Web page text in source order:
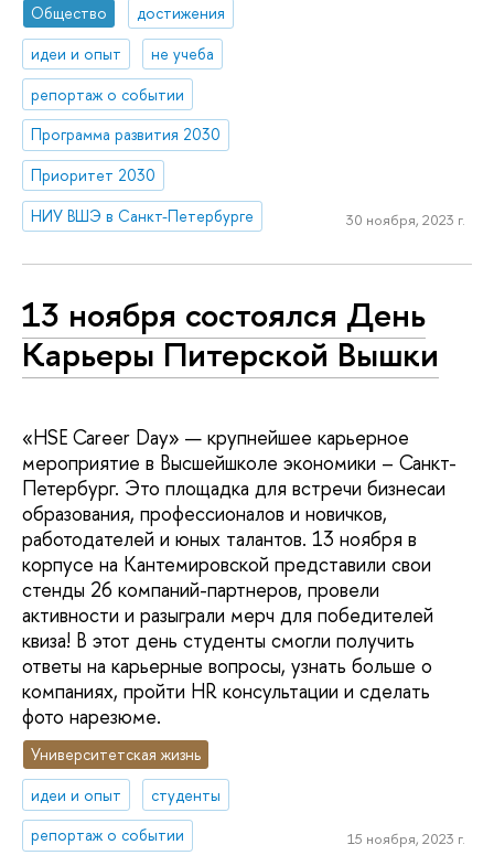
Общество
достижения
идеи и опыт
не учеба
репортаж о событии
Программа развития 2030
Приоритет 2030
НИУ ВШЭ в Санкт-Петербурге
30 ноября, 2023 г.
13 ноября состоялся День
Карьеры Питерской Вышки
«HSE Career Day» — крупнейшее карьерное
мероприятие в Высшейшколе экономики – Санкт-
Петербург. Это площадка для встречи бизнесаи
образования, профессионалов и новичков,
работодателей и юных талантов. 13 ноября в
корпусе на Кантемировской представили свои
стенды 26 компаний-партнеров, провели
активности и разыграли мерч для победителей
квиза! В этот день студенты смогли получить
ответы на карьерные вопросы, узнать больше о
компаниях, пройти HR консультации и сделать
фото нарезюме.
Университетская жизнь
идеи и опыт
студенты
репортаж о событии
15 ноября, 2023 г.